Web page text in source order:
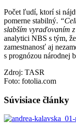
Počet ľudí, ktorí si
pomerne stabilný.
slabším vyraďovaním
analytici NBS s tým,
zamestnanosť aj
s prognózou národnej
Zdroj: TASR
Foto: fotolia.com
Súvisiace články